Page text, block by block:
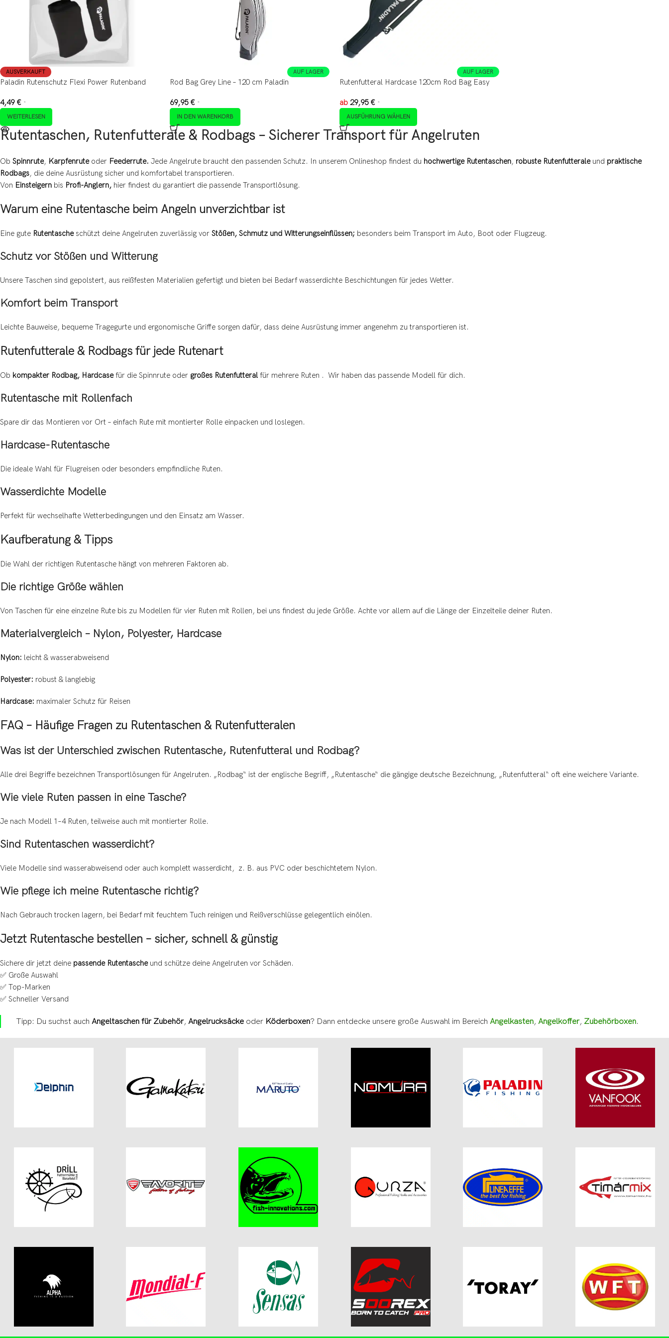
AUSVERKAUFT
Paladin Rutenschutz Flexi Power Rutenband
4,49 € *
WEITERLESEN
AUF LAGER
Rod Bag Grey Line – 120 cm Paladin
69,95 € *
IN DEN WARENKORB
AUF LAGER
Rutenfutteral Hardcase 120cm Rod Bag Easy
ab 29,95 € *
AUSFÜHRUNG WÄHLEN
Rutentaschen, Rutenfutterale & Rodbags – Sicherer Transport für Angelruten
Ob Spinnrute, Karpfenruteoder Feederrute. Jede Angelrute braucht den passenden Schutz. In unserem Onlineshop findest du hochwertige Rutentaschen, robuste Rutenfutteraleund praktische
Rodbags, die deine Ausrüstung sicher und komfortabel transportieren.
Von Einsteigern bis Profi-Anglern, hier findest du garantiert die passende Transportlösung.
Warum eine Rutentasche beim Angeln unverzichtbar ist
Eine gute Rutentascheschützt deine Angelruten zuverlässig vor Stößen, Schmutz und Witterungseinflüssen; besonders beim Transport im Auto, Boot oder Flugzeug.
Schutz vor Stößen und Witterung
Unsere Taschen sind gepolstert, aus reißfesten Materialien gefertigt und bieten bei Bedarf wasserdichte Beschichtungen für jedes Wetter.
Komfort beim Transport
Leichte Bauweise, bequeme Tragegurte und ergonomische Griffe sorgen dafür, dass deine Ausrüstung immer angenehm zu transportieren ist.
Rutenfutterale & Rodbags für jede Rutenart
Ob kompakter Rodbag, Hardcasefür die Spinnrute oder großes Rutenfutteral für mehrere Ruten . Wir haben das passende Modell für dich.
Rutentasche mit Rollenfach
Spare dir das Montieren vor Ort – einfach Rute mit montierter Rolle einpacken und loslegen.
Hardcase-Rutentasche
Die ideale Wahl für Flugreisen oder besonders empfindliche Ruten.
Wasserdichte Modelle
Perfekt für wechselhafte Wetterbedingungen und den Einsatz am Wasser.
Kaufberatung & Tipps
Die Wahl der richtigen Rutentasche hängt von mehreren Faktoren ab.
Die richtige Größe wählen
Von Taschen für eine einzelne Rute bis zu Modellen für vier Ruten mit Rollen, bei uns findest du jede Größe. Achte vor allem auf die Länge der Einzelteile deiner Ruten.
Materialvergleich – Nylon, Polyester, Hardcase
Nylon: leicht & wasserabweisend
Polyester: robust & langlebig
Hardcase: maximaler Schutz für Reisen
FAQ – Häufige Fragen zu Rutentaschen & Rutenfutteralen
Was ist der Unterschied zwischen Rutentasche, Rutenfutteral und Rodbag?
Alle drei Begriffe bezeichnen Transportlösungen für Angelruten. „Rodbag“ ist der englische Begriff, „Rutentasche“ die gängige deutsche Bezeichnung, „Rutenfutteral“ oft eine weichere Variante.
Wie viele Ruten passen in eine Tasche?
Je nach Modell 1–4 Ruten, teilweise auch mit montierter Rolle.
Sind Rutentaschen wasserdicht?
Viele Modelle sind wasserabweisend oder auch komplett wasserdicht, z. B. aus PVC oder beschichtetem Nylon.
Wie pflege ich meine Rutentasche richtig?
Nach Gebrauch trocken lagern, bei Bedarf mit feuchtem Tuch reinigen und Reißverschlüsse gelegentlich einölen.
Jetzt Rutentasche bestellen – sicher, schnell & günstig
Sichere dir jetzt deine passende Rutentascheund schütze deine Angelruten vor Schäden.
✅ Große Auswahl
✅ Top-Marken
✅ Schneller Versand
Tipp: Du suchst auch Angeltaschen für Zubehör, Angelrucksäcke oder Köderboxen? Dann entdecke unsere große Auswahl im Bereich Angelkasten, Angelkoffer, Zubehörboxen.